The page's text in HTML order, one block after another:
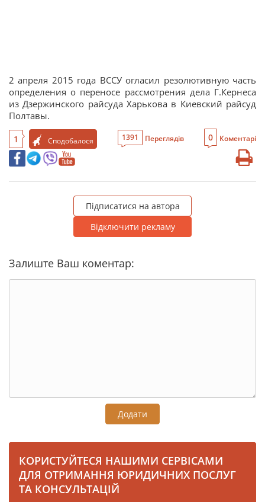
2 апреля 2015 года ВССУ огласил резолютивную часть
определения о переносе рассмотрения дела Г.Кернеса
из Дзержинского райсуда Харькова в Киевский райсуд
Полтавы.
1 Сподобалося 1391 Переглядів 0 Коментарі
Підписатися на автора
Відключити рекламу
Залиште Ваш коментар:
Додати
КОРИСТУЙТЕСЯ НАШИМИ СЕРВІСАМИ
ДЛЯ ОТРИМАННЯ ЮРИДИЧНИХ ПОСЛУГ
ТА КОНСУЛЬТАЦІЙ